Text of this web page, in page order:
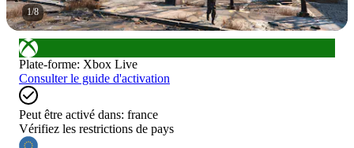
1/8
Plate-forme: Xbox Live
Consulter le guide d'activation
Peut être activé dans: france
Vérifiez les restrictions de pays